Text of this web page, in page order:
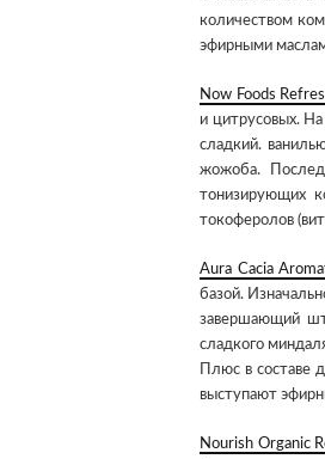
количеством
эфирными
Now Foods
и цитрусовых.
сладкий.
жожоба.
тонизирующих
токоферолов
Aura Cacia
базой.
завершающий
сладкого
Плюс в составе
выступают
Nourish Organic